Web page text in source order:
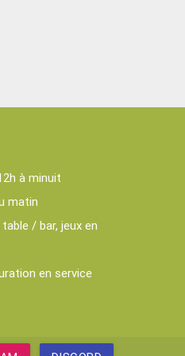
à minuit
matin
/ bar, jeux en
en service